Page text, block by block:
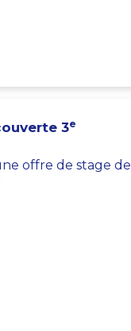
3e
offre de stage